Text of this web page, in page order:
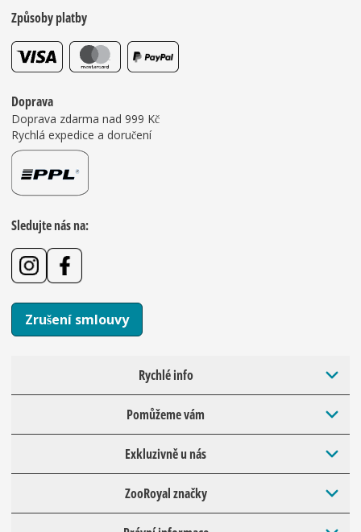
Způsoby platby
Doprava
Doprava zdarma nad 999 Kč
Rychlá expedice a doručení
Sledujte nás na:
Zrušení smlouvy
Rychlé info
Pomůžeme vám
Exkluzivně u nás
ZooRoyal značky